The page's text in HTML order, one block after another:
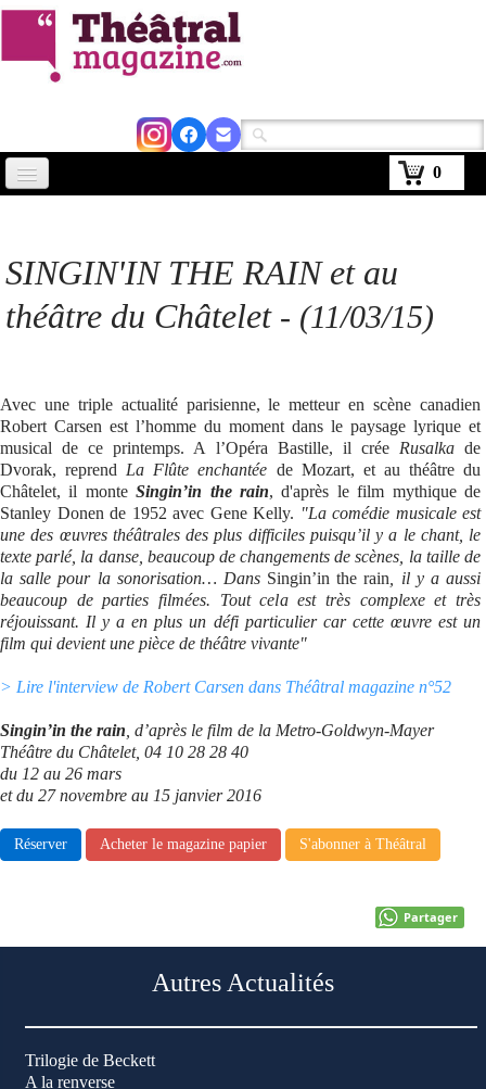
0
Kiosque
Abonnement ▼
Se connecter
SINGIN'IN THE RAINet au
théâtre du Châtelet - (11/03/15)
Avec une triple actualité parisienne, le metteur en scène canadien
Robert Carsen est l’homme du moment dans le paysage lyrique et
musical de ce printemps. A l’Opéra Bastille, il crée Rusalkade
Dvorak, reprend La Flûte enchantée de Mozart, et au théâtre du
Châtelet, il monteSingin’in the rain, d'après le film mythique de
Stanley Donen de 1952 avec Gene Kelly. "La comédie musicale est
une des œuvres théâtrales des plus difficiles puisqu’il y a le chant, le
texte parlé, la danse, beaucoup de changements de scènes, la taille de
la salle pour la sonorisation… Dans Singin’in the rain , il y a aussi
beaucoup de parties filmées. Tout cela est très complexe et très
réjouissant. Il y a en plus un défi particulier car cette œuvre est un
film qui devient une pièce de théâtre vivante"
> Lire l'interview de Robert Carsen dans Théâtral magazine n°52
Singin’in the rain , d’après le film de la Metro-Goldwyn-Mayer
Théâtre du Châtelet, 04 10 28 28 40
du 12 au 26 mars
et du 27 novembre au 15 janvier 2016
Réserver Acheter le magazine papier S'abonner à Théâtral
Partager
Autres Actualités
Trilogie de Beckett
A la renverse